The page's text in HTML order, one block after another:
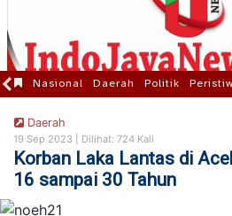
Nasional Daerah Politik
Daerah
19 Sep 2023 | Dilihat: 724 Kali
Korban Laka Lantas di
16 sampai 30 Tahun